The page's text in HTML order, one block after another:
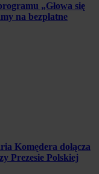
„Głowa się
na bezpłatne
Komędera dołącza
Prezesie Polskiej